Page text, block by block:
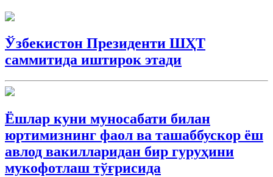
Ўзбекистон Президенти ШҲТ
саммитида иштирок этади
Ёшлар куни муносабати билан
юртимизнинг фаол ва ташаббускор ёш
авлод вакилларидан бир гуруҳини
мукофотлаш тўғрисида